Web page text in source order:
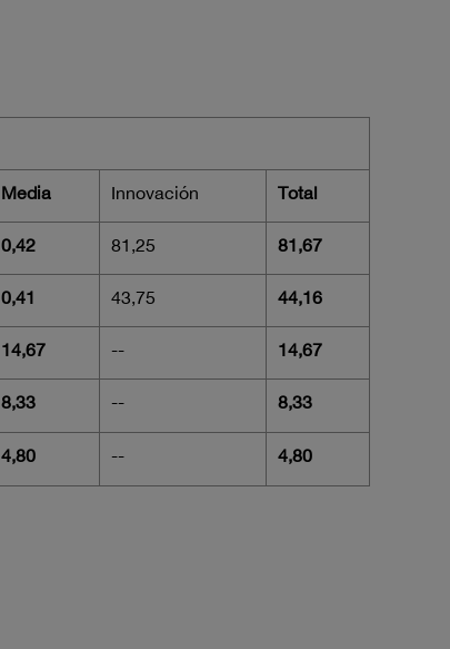
Media Innovación Total
0,42 81,25 81,67
0,41 43,75 44,16
14,67 -- 14,67
8,33 -- 8,33
4,80 -- 4,80